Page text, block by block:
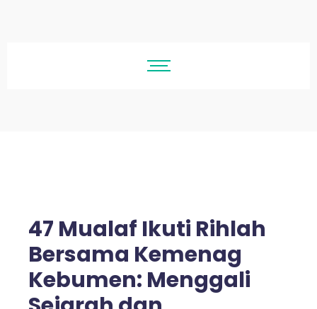
47 Mualaf Ikuti Rihlah
Bersama Kemenag
Kebumen: Menggali